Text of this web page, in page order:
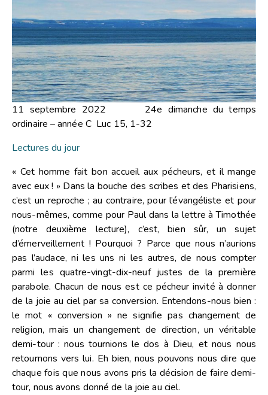
11 septembre 2022 24e dimanche du temps
ordinaire – année C Luc 15, 1-32
Lectures du jour
« Cet homme fait bon accueil aux pécheurs, et il mange
avec eux ! » Dans la bouche des scribes et des Pharisiens,
c’est un reproche ; au contraire, pour l’évangéliste et pour
nous-mêmes, comme pour Paul dans la lettre à Timothée
(notre deuxième lecture), c’est, bien sûr, un sujet
d’émerveillement ! Pourquoi ? Parce que nous n’aurions
pas l’audace, ni les uns ni les autres, de nous compter
parmi les quatre-vingt-dix-neuf justes de la première
parabole. Chacun de nous est ce pécheur invité à donner
de la joie au ciel par sa conversion. Entendons-nous bien :
le mot « conversion » ne signifie pas changement de
religion, mais un changement de direction, un véritable
demi-tour : nous tournions le dos à Dieu, et nous nous
retournons vers lui. Eh bien, nous pouvons nous dire que
chaque fois que nous avons pris la décision de faire demi-
tour, nous avons donné de la joie au ciel.